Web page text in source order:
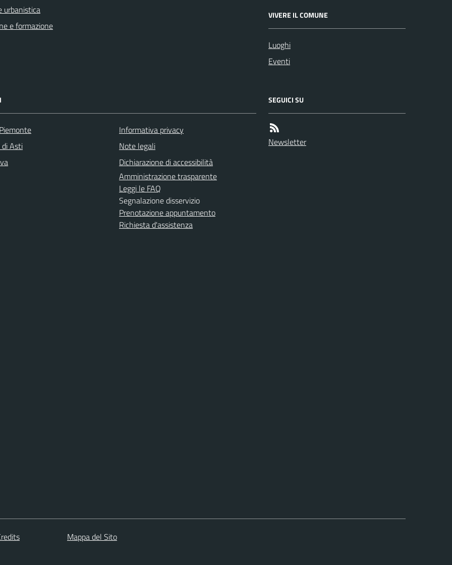
urbanistica
e formazione
VIVERE IL COMUNE
Luoghi
Eventi
di Asti
Informativa privacy
Note legali
Dichiarazione di accessibilità
Amministrazione trasparente
Leggi le FAQ
Segnalazione disservizio
Prenotazione appuntamento
Richiesta d'assistenza
SEGUICI SU
Newsletter
Mappa del Sito